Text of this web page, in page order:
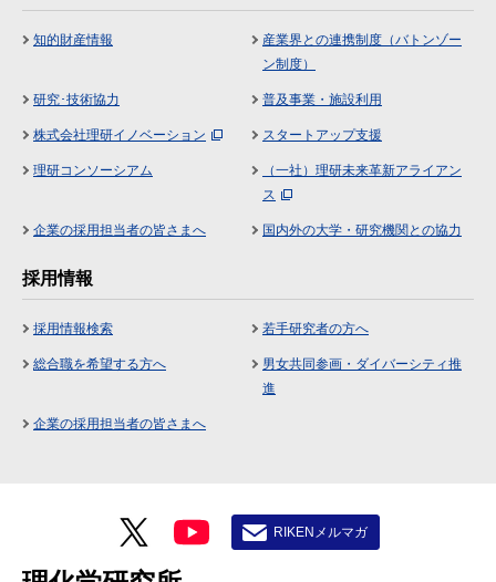
知的財産情報
産業界との連携制度（バトンゾー
ン制度）
研究･技術協力 普及事業・施設利用
株式会社理研イノベーション スタートアップ支援
理研コンソーシアム
（一社）理研未来革新アライアン
ス
企業の採用担当者の皆さまへ 国内外の大学・研究機関との協力
採用情報
採用情報検索 若手研究者の方へ
総合職を希望する方へ
男女共同参画・ダイバーシティ推
進
企業の採用担当者の皆さまへ
RIKENメルマガ